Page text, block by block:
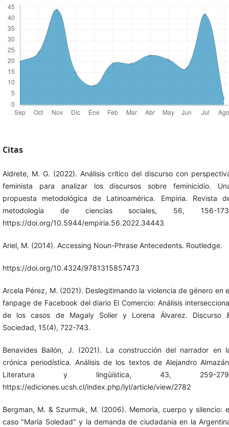
Citas
Aldrete, M. G. (2022). Análisis crítico del discurso con
feminista para analizar los discursos sobre feminicidio.
propuesta metodológica de Latinoamérica. Empiria. Revista
metodología de ciencias sociales, 56, 156-
https://doi.org/10.5944/empiria.56.2022.34443
Ariel, M. (2014). Accessing Noun-Phrase Antecedents. Routledge.
https://doi.org/10.4324/9781315857473
Arcela Pérez, M. (2021). Deslegitimando la violencia de género en
fanpage de Facebook del diario El Comercio: Análisis
de los casos de Magaly Solier y Lorena Álvarez. Discurso
Sociedad, 15(4), 722-743.
Benavides Bailón, J. (2021). La construcción del narrador en
crónica periodística. Análisis de los textos de Alejandro
Literatura y lingüística, 43, 259-
https://ediciones.ucsh.cl/index.php/lyl/article/view/2782
Bergman, M. & Szurmuk, M. (2006). Memoria, cuerpo y silencio:
caso "María Soledad" y la demanda de ciudadanía en la